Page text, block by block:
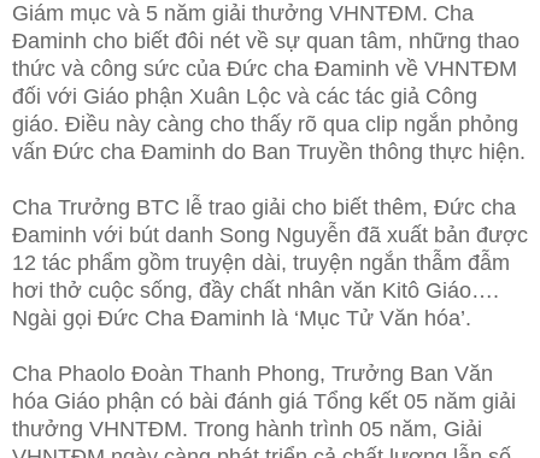
Giám mục và 5 năm giải thưởng VHNTĐM. Cha
Đaminh cho biết đôi nét về sự quan tâm, những thao
thức và công sức của Đức cha Đaminh về VHNTĐM
đối với Giáo phận Xuân Lộc và các tác giả Công
giáo. Điều này càng cho thấy rõ qua clip ngắn phỏng
vấn Đức cha Đaminh do Ban Truyền thông thực hiện.
Cha Trưởng BTC lễ trao giải cho biết thêm, Đức cha
Đaminh với bút danh Song Nguyễn đã xuất bản được
12 tác phẩm gồm truyện dài, truyện ngắn thẫm đẫm
hơi thở cuộc sống, đầy chất nhân văn Kitô Giáo….
Ngài gọi Đức Cha Đaminh là ‘Mục Tử Văn hóa’.
Cha Phaolo Đoàn Thanh Phong, Trưởng Ban Văn
hóa Giáo phận có bài đánh giá Tổng kết 05 năm giải
thưởng VHNTĐM. Trong hành trình 05 năm, Giải